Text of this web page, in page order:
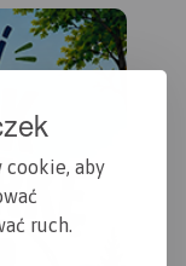
cookie, aby
ruch.